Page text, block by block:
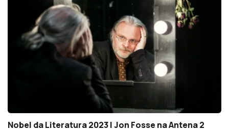
Nobel da Literatura 2023 | Jon Fosse na Antena 2